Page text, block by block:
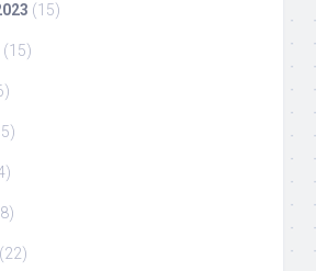
(15)
(15)
(22)